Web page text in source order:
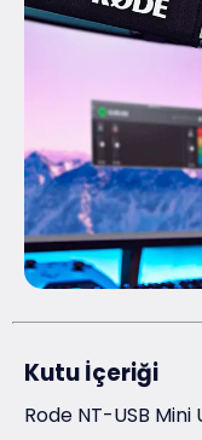
Kutu İçeriği
Rode NT-USB Mini